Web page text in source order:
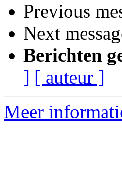
Previous
Next
Berichten
] [ auteur ]
Meer